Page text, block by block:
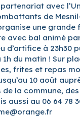
avec
de
une grande
avec bal animé
d’artifice à 23h30
1h du matin ! Sur
frites et repas
10 août
la commune, des
aussi au 06 64 78